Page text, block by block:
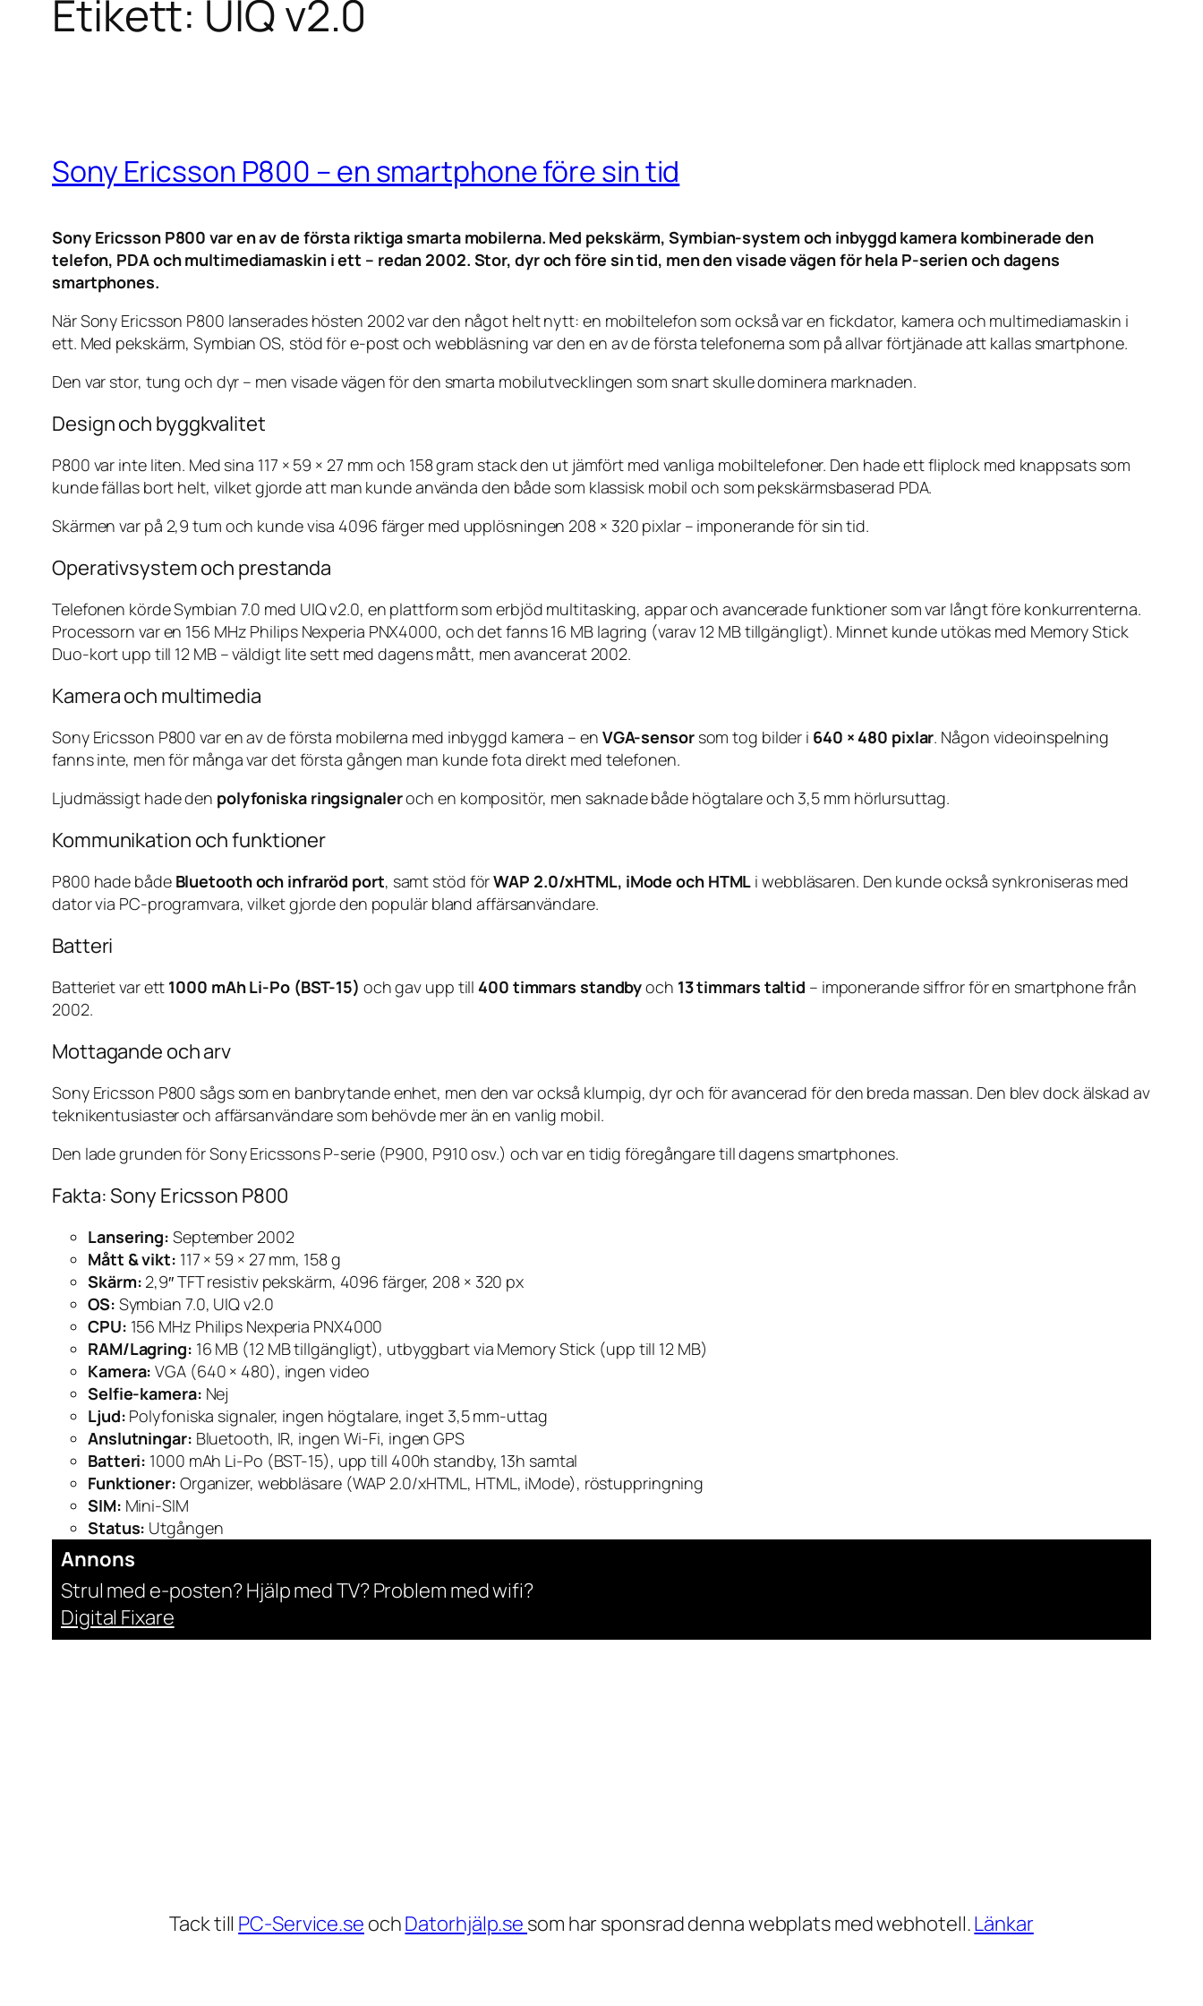
Etikett: UIQ v2.0
Sony Ericsson P800 – en smartphone före sin tid
Sony Ericsson P800 var en av de första riktiga smarta mobilerna. Med pekskärm, Symbian-system och inbyggd kamera kombinerade den
telefon, PDA och multimediamaskin i ett – redan 2002. Stor, dyr och före sin tid, men den visade vägen för hela P-serien och dagens
smartphones.
När Sony Ericsson P800 lanserades hösten 2002 var den något helt nytt: en mobiltelefon som också var en fickdator, kamera och multimediamaskin i
ett. Med pekskärm, Symbian OS, stöd för e-post och webbläsning var den en av de första telefonerna som på allvar förtjänade att kallas smartphone.
Den var stor, tung och dyr – men visade vägen för den smarta mobilutvecklingen som snart skulle dominera marknaden.
Design och byggkvalitet
P800 var inte liten. Med sina 117 × 59 × 27 mm och 158 gram stack den ut jämfört med vanliga mobiltelefoner. Den hade ett fliplock med knappsats som
kunde fällas bort helt, vilket gjorde att man kunde använda den både som klassisk mobil och som pekskärmsbaserad PDA.
Skärmen var på 2,9 tum och kunde visa 4096 färger med upplösningen 208 × 320 pixlar – imponerande för sin tid.
Operativsystem och prestanda
Telefonen körde Symbian 7.0 med UIQ v2.0, en plattform som erbjöd multitasking, appar och avancerade funktioner som var långt före konkurrenterna.
Processorn var en 156 MHz Philips Nexperia PNX4000, och det fanns 16 MB lagring (varav 12 MB tillgängligt). Minnet kunde utökas med Memory Stick
Duo-kort upp till 12 MB – väldigt lite sett med dagens mått, men avancerat 2002.
Kamera och multimedia
Sony Ericsson P800 var en av de första mobilerna med inbyggd kamera – en VGA-sensorsom tog bilder i 640 × 480 pixlar. Någon videoinspelning
fanns inte, men för många var det första gången man kunde fota direkt med telefonen.
Ljudmässigt hade den polyfoniska ringsignaleroch en kompositör, men saknade både högtalare och 3,5 mm hörlursuttag.
Kommunikation och funktioner
P800 hade både Bluetooth och infraröd port, samt stöd förWAP 2.0/xHTML, iMode och HTML i webbläsaren. Den kunde också synkroniseras med
dator via PC-programvara, vilket gjorde den populär bland affärsanvändare.
Batteri
Batteriet var ett 1000 mAh Li-Po (BST-15) och gav upp till 400 timmars standbyoch 13 timmars taltid – imponerande siffror för en smartphone från
2002.
Mottagande och arv
Sony Ericsson P800 sågs som en banbrytande enhet, men den var också klumpig, dyr och för avancerad för den breda massan. Den blev dock älskad av
teknikentusiaster och affärsanvändare som behövde mer än en vanlig mobil.
Den lade grunden för Sony Ericssons P-serie (P900, P910 osv.) och var en tidig föregångare till dagens smartphones.
Fakta: Sony Ericsson P800
Lansering: September 2002
Mått & vikt: 117 × 59 × 27 mm, 158 g
Skärm: 2,9″ TFT resistiv pekskärm, 4096 färger, 208 × 320 px
OS: Symbian 7.0, UIQ v2.0
CPU: 156 MHz Philips Nexperia PNX4000
RAM/Lagring: 16 MB (12 MB tillgängligt), utbyggbart via Memory Stick (upp till 12 MB)
Kamera: VGA (640 × 480), ingen video
Selfie-kamera: Nej
Ljud: Polyfoniska signaler, ingen högtalare, inget 3,5 mm-uttag
Anslutningar: Bluetooth, IR, ingen Wi-Fi, ingen GPS
Batteri: 1000 mAh Li-Po (BST-15), upp till 400h standby, 13h samtal
Funktioner: Organizer, webbläsare (WAP 2.0/xHTML, HTML, iMode), röstuppringning
SIM: Mini-SIM
Status: Utgången
Annons
Strul med e-posten? Hjälp med TV? Problem med wifi?
Digital Fixare
Tack till PC-Service.se ochDatorhjälp.se som har sponsrad denna webplats med webhotell.Länkar